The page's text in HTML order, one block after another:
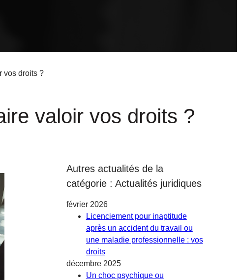
vos droits ?
valoir vos droits ?
Autres actualités de la
catégorie : Actualités juridiques
février 2026
Licenciement pour inaptitude
après un accident du travail ou
une maladie professionnelle : vos
droits
décembre 2025
Un choc psychique ou